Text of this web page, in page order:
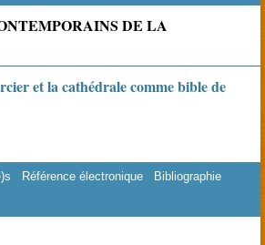
DE LA
et la cathédrale comme bible de
Référence électronique
Bibliographie